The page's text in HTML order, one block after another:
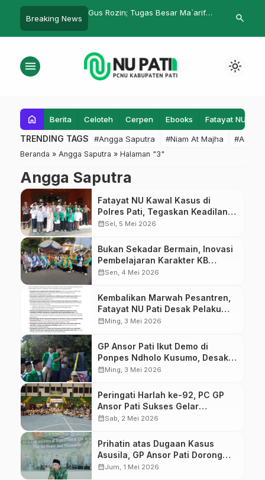
Breaking News
Kegiatannya
Gus Rozin; Tugas Besar Ma`arif
Ziarah Ke
search
menu light_mode
home Berita Celoteh Cerpen Ebooks Fatayat NU
TRENDING TAGS #Angga Saputra #Niam At Majha #Admin
Beranda » Angga Saputra » Halaman "3"
Angga Saputra
Fatayat NU Kawal Kasus di
Polres Pati, Tegaskan Keadilan
untuk Korban
calendar_monthSel, 5 Mei 2026
Bukan Sekadar Bermain, Inovasi
Pembelajaran Karakter KB
Salafiyah Kajen Sabet Gelar
calendar_monthSen, 4 Mei 2026
Kembalikan Marwah Pesantren,
Fatayat NU Pati Desak Pelaku
Kekerasan Seksual Dihukum
calendar_monthMing, 3 Mei 2026
GP Ansor Pati Ikut Demo di
Ponpes Ndholo Kusumo, Desak
Polisi Usut Tuntas Kasus Dugaan
calendar_monthMing, 3 Mei 2026
Peringati Harlah ke-92, PC GP
Ansor Pati Sukses Gelar
Turnamen Futsal Antar-PAC
calendar_monthSab, 2 Mei 2026
Prihatin atas Dugaan Kasus
Asusila, GP Ansor Pati Dorong
Penanganan Tegas dan
calendar_monthJum, 1 Mei 2026